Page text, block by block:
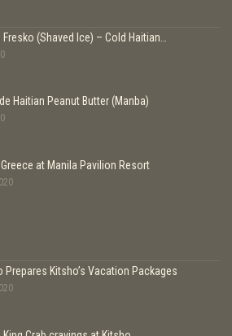
(Shaved Ice) – Cold Haitian…
Haitian Peanut Butter (Manba)
at Manila Pavilion Resort
Prepares Kitsho’s Vacation Packages